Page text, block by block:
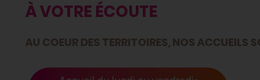
À VOTRE ÉCOUTE
AU COEUR DES TERRITOIRES, NOS ACCUEILS